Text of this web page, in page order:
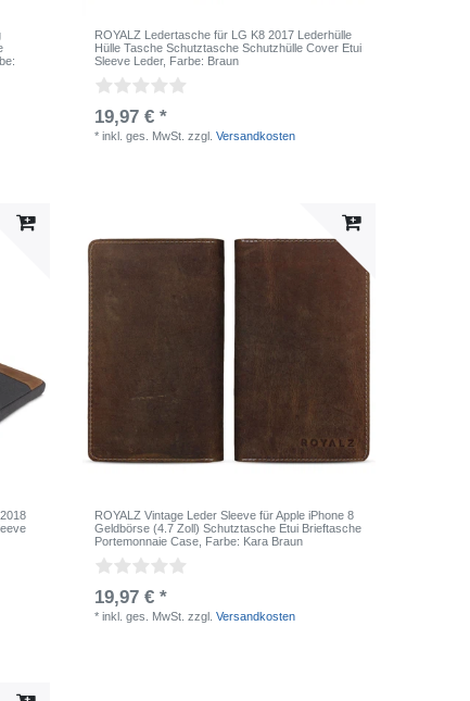
ROYALZ Ledertasche für LG K8 2017 Lederhülle
Hülle Tasche Schutztasche Schutzhülle Cover Etui
Sleeve Leder, Farbe: Braun
19,97 € *
*inkl. ges. MwSt. zzgl.Versandkosten
ROYALZ Vintage Leder Sleeve für Apple iPhone 8
Geldbörse (4.7 Zoll) Schutztasche Etui Brieftasche
Portemonnaie Case , Farbe: Kara Braun
19,97 € *
*inkl. ges. MwSt. zzgl.Versandkosten